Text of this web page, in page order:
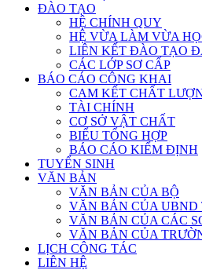
ĐÀO TẠO
HỆ CHÍNH QUY
HỆ VỪA LÀM VỪA
LIÊN KẾT ĐÀO TẠO
CÁC LỚP SƠ CẤP
BÁO CÁO CÔNG KHAI
CAM KẾT CHẤT
TÀI CHÍNH
CƠ SỞ VẬT CHẤT
BIỂU TỔNG HỢP
BÁO CÁO KIỂM ĐỊNH
TUYỂN SINH
VĂN BẢN
VĂN BẢN CỦA BỘ
VĂN BẢN CỦA UBND
VĂN BẢN CỦA CÁC
VĂN BẢN CỦA
LỊCH CÔNG TÁC
LIÊN HỆ